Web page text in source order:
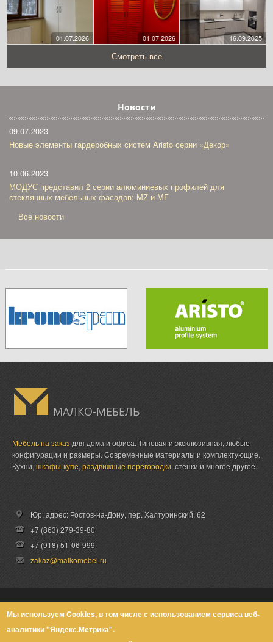
01.07.2026 01.07.2026 16.09.2025
Смотреть все
Новости
09.07.2023
Новые элементы гардеробных систем Aristo серии «Декор»
10.06.2023
МОДУС представил 2 серии алюминиевых профилей для
стеклянных мебельных фасадов: MZ и MF
Все новости
МАЛКО-МЕБЕЛЬ
Мебель на заказ для дома и офиса. Типовая и эксклюзивная, любые
конфигурации и размеры. Современные материалы и комплектующие.
Кухни, шкафы-купе, раздвижные перегородки, стенки и многое другое.
Юр. адрес: Ростов-на-Дону, пер. Халтуринский, 62
+7 (863) 279-39-80
+7 (918) 51-06-999
zakaz@malkomebel.ru
© Малко-Мебель 2013-2026
Политика конфиденциальности
Мы используем Cookies, в том числе с использованием сервиса веб-
аналитики "Яндекс.Метрика".